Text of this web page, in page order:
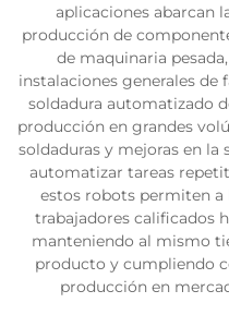
aplicaciones abarcan
producción de
de maquinaria
instalaciones generales
soldadura automatizado
producción en grandes
soldaduras y mejoras en la
automatizar tareas
estos robots permiten
trabajadores calificados
manteniendo al mismo
producto y cumpliendo
producción en